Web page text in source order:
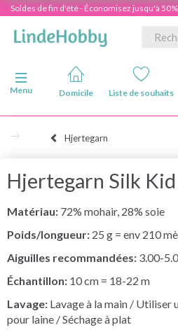
Soldes de fin d'été - Économisez jusqu'à 50%
Basculer la navigation
Menu
Domicile Liste de souhaits
Hjertegarn
Hjertegarn Silk
Matériau: 72% mohair, 28% soie
Poids/longueur: 25 g = env 210
Aiguilles recommandées: 3.00-
Échantillon: 10 cm = 18-22 m
Lavage: Lavage à la main / Utiliser
pour laine / Séchage à plat